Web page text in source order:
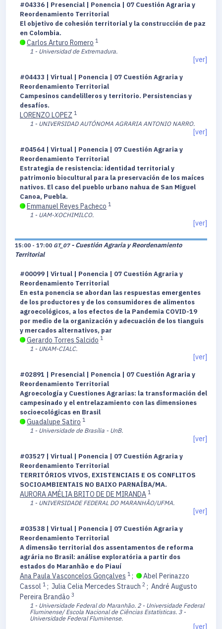
#04336 | Presencial | Ponencia | 07 Cuestión Agraria y
Reordenamiento Territorial
El objetivo de cohesión territorial y la construcción de paz
en Colombia.
Carlos Arturo Romero 1
1 - Universidad de Extremadura.
[ver]
#04433 | Virtual | Ponencia | 07 Cuestión Agraria y
Reordenamiento Territorial
Campesinos candelilleros y territorio. Persistencias y
desafíos.
LORENZO LOPEZ 1
1 - UNIVERSIDAD AUTÓNOMA AGRARIA ANTONIO NARRO.
[ver]
#04564 | Virtual | Ponencia | 07 Cuestión Agraria y
Reordenamiento Territorial
Estrategia de resistencia: identidad territorial y
patrimonio biocultural para la preservación de los maíces
nativos. El caso del pueblo urbano nahua de San Miguel
Canoa, Puebla.
Emmanuel Reyes Pacheco 1
1 - UAM-XOCHIMILCO.
[ver]
15:00 - 17:00 GT_07 - Cuestión Agraria y Reordenamiento
Territorial
#00099 | Virtual | Ponencia | 07 Cuestión Agraria y
Reordenamiento Territorial
En esta ponencia se abordan las respuestas emergentes
de los productores y de los consumidores de alimentos
agroecológicos, a los efectos de la Pandemia COVID-19
por medio de la organización y adecuación de los tianguis
y mercados alternativos, par
Gerardo Torres Salcido 1
1 - UNAM-CIALC.
[ver]
#02891 | Presencial | Ponencia | 07 Cuestión Agraria y
Reordenamiento Territorial
Agroecología y Cuestiones Agrarias: la transformación del
campesinado y el entrelazamiento con las dimensiones
socioecológicas en Brasil
Guadalupe Satiro 1
1 - Universidade de Brasília - UnB.
[ver]
#03527 | Virtual | Ponencia | 07 Cuestión Agraria y
Reordenamiento Territorial
TERRITÓRIOS VIVOS, EXISTENCIAIS E OS CONFLITOS
SOCIOAMBIENTAIS NO BAIXO PARNAÍBA/MA.
AURORA AMÉLIA BRITO DE DE MIRANDA 1
1 - UNIVERSIDADE FEDERAL DO MARANHÃO/UFMA.
[ver]
#03538 | Virtual | Ponencia | 07 Cuestión Agraria y
Reordenamiento Territorial
A dimensão territorial dos assentamentos de reforma
agrária no Brasil: análise exploratória a partir dos
estados do Maranhão e do Piauí
Ana Paula Vasconcelos Gonçalves 1 ;
Abel Perinazzo
Cassol 1 ; Julia Celia Mercedes Strauch 2 ; André Augusto
Pereira Brandão 3
1 - Universidade Federal do Maranhão. 2 - Universidade Federal
Fluminense/ Escola Nacional de Ciências Estatísticas. 3 -
Universidade Federal Fluminense.
[ver]